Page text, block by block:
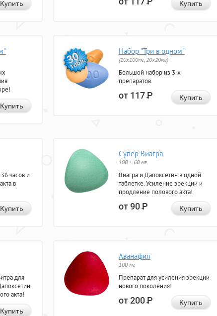
Купить Купить
Купить
Набор "Три в одном"
(10x100мг, 20x20мг)
Большой набор из 3-х
препаратов.
от 117Р Купить
часов и
в
Купить
Супер Виагра
100 + 60 мг
Виагра и Дапоксетин в одной
таблетке. Усиление эрекции и
продление полового акта!
от 90Р Купить
для
акта!
Купить
Аванафил
100 мг
Препарат для усиления эрекции
нового поколения!
от 200Р Купить